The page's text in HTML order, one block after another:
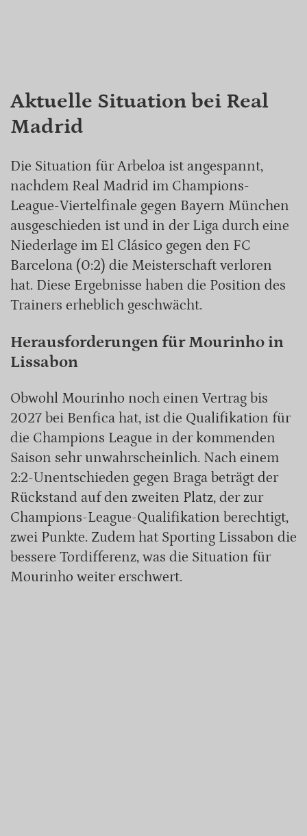
Aktuelle Situation bei Real
Madrid
Die Situation für Arbeloa ist angespannt,
nachdem Real Madrid im Champions-
League-Viertelfinale gegen Bayern München
ausgeschieden ist und in der Liga durch eine
Niederlage im El Clásico gegen den FC
Barcelona (0:2) die Meisterschaft verloren
hat. Diese Ergebnisse haben die Position des
Trainers erheblich geschwächt.
Herausforderungen für Mourinho in
Lissabon
Obwohl Mourinho noch einen Vertrag bis
2027 bei Benfica hat, ist die Qualifikation für
die Champions League in der kommenden
Saison sehr unwahrscheinlich. Nach einem
2:2-Unentschieden gegen Braga beträgt der
Rückstand auf den zweiten Platz, der zur
Champions-League-Qualifikation berechtigt,
zwei Punkte. Zudem hat Sporting Lissabon die
bessere Tordifferenz, was die Situation für
Mourinho weiter erschwert.